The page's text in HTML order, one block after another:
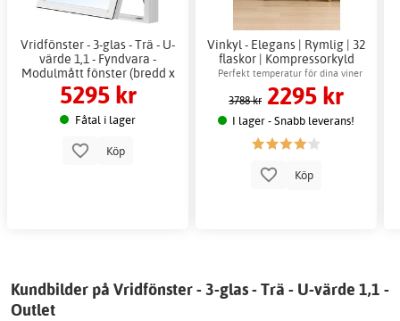
Vridfönster - 3-glas - Trä - U-
värde 1,1 - Fyndvara -
Modulmått fönster (bredd x
höjd i dm): 8x12
5295 kr
Fåtal i lager
Köp
Vinkyl - Elegans | Rymlig | 32
flaskor | Kompressorkyld
Perfekt temperatur för dina viner
3788 kr 2295 kr
I lager - Snabb leverans!
Köp
Kundbilder på Vridfönster - 3-glas - Trä - U-värde 1,1 -
Outlet